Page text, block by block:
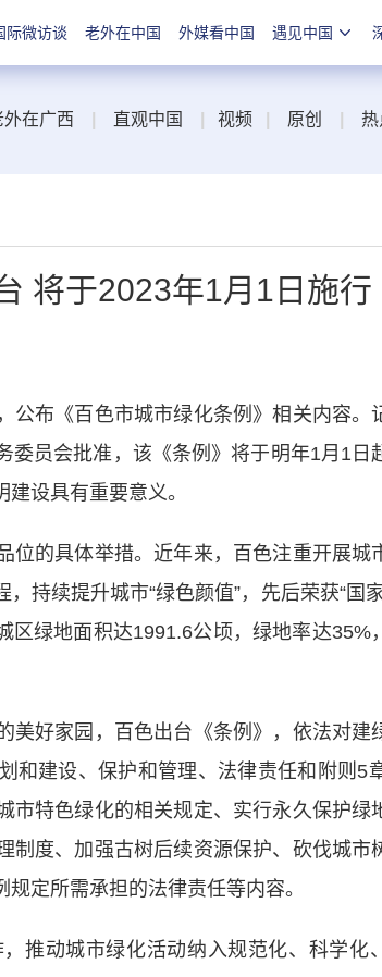
际微访谈 老外在中国 外媒看中国 遇见中国
外在广西 直观中国 视频 原创 热
将于2023年1月1日施行
布《百色市城市绿化条例》相关内容。
委员会批准，该《条例》将于明年1月1日
设具有重要意义。
的具体举措。近年来，百色注重开展城
持续提升城市“绿色颜值”，先后荣获“国
区绿地面积达1991.6公顷，绿地率达35%
好家园，百色出台《条例》，依法对建
建设、保护和管理、法律责任和附则5
市特色绿化的相关规定、实行永久保护绿
制度、加强古树后续资源保护、砍伐城市
定所需承担的法律责任等内容。
动城市绿化活动纳入规范化、科学化